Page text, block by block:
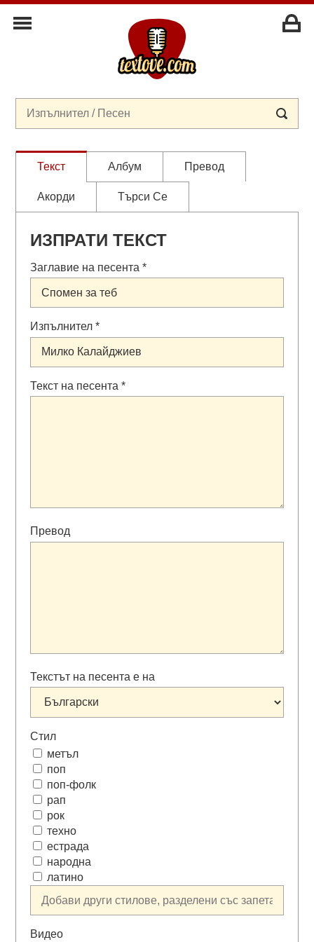
Текст Албум Превод
Акорди Търси Се
ИЗПРАТИ ТЕКСТ
Заглавие на песента *
Изпълнител *
Текст на песента *
Превод
Текстът на песента е на
Стил
метъл
поп
поп-фолк
рап
рок
техно
естрада
народна
латино
Видео